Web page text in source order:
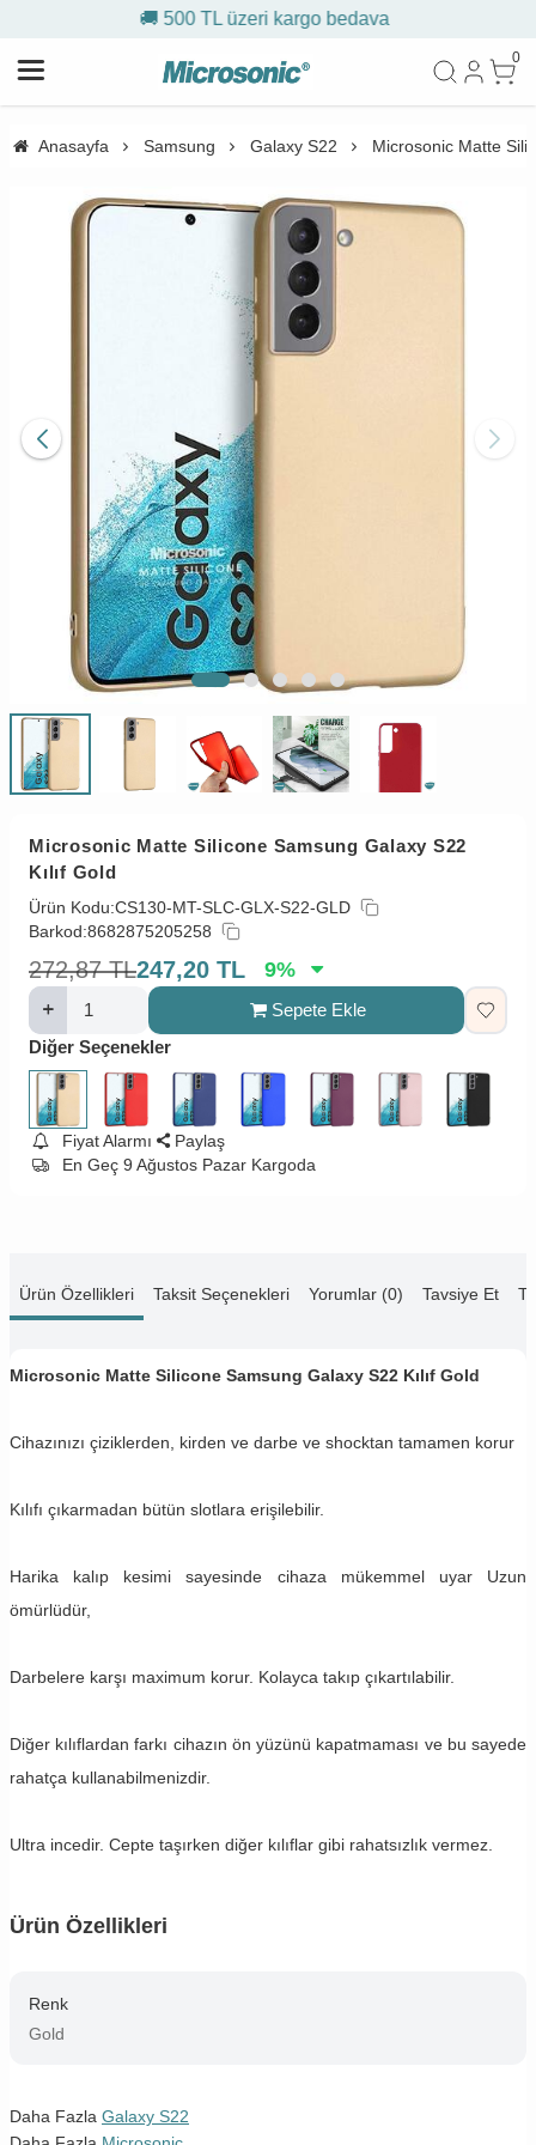
TL üzeri kargo bedava
0
Anasayfa Samsung Galaxy S22 Microsonic Matte
Microsonic Matte Silicone Samsung Galaxy S22
Kılıf Gold
Ürün Kodu:CS130-MT-SLC-GLX-S22-GLD
Barkod:8682875205258
272,87 TL247,20 TL 9%
Sepete Ekle
Diğer Seçenekler
Fiyat Alarmı
Paylaş
En Geç 9 Ağustos Pazar Kargoda
Ürün Özellikleri Taksit Seçenekleri Yorumlar (0) Tavsiye Et
Microsonic Matte Silicone Samsung Galaxy S22 Kılıf Gold
Cihazınızı çiziklerden, kirden ve darbe ve shocktan tamamen korur
Kılıfı çıkarmadan bütün slotlara erişilebilir.
Harika kalıp kesimi sayesinde cihaza mükemmel uyar Uzun
ömürlüdür,
Darbelere karşı maximum korur. Kolayca takıp çıkartılabilir.
Diğer kılıflardan farkı cihazın ön yüzünü kapatmaması ve bu sayede
rahatça kullanabilmenizdir.
Ultra incedir. Cepte taşırken diğer kılıflar gibi rahatsızlık vermez.
Ürün Özellikleri
Renk
Gold
Daha Fazla Galaxy S22